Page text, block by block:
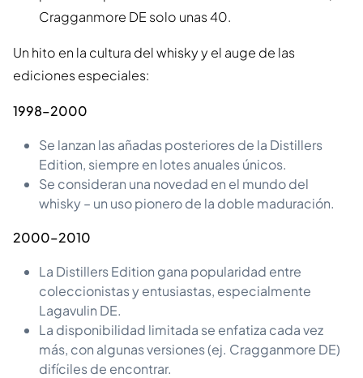
Cragganmore DE solo unas 40.
Un hito en la cultura del whisky y el auge de las
ediciones especiales:
1998–2000
Se lanzan las añadas posteriores de la Distillers
Edition, siempre en lotes anuales únicos.
Se consideran una novedad en el mundo del
whisky – un uso pionero de la doble maduración.
2000–2010
La Distillers Edition gana popularidad entre
coleccionistas y entusiastas, especialmente
Lagavulin DE.
La disponibilidad limitada se enfatiza cada vez
más, con algunas versiones (ej. Cragganmore DE)
difíciles de encontrar.